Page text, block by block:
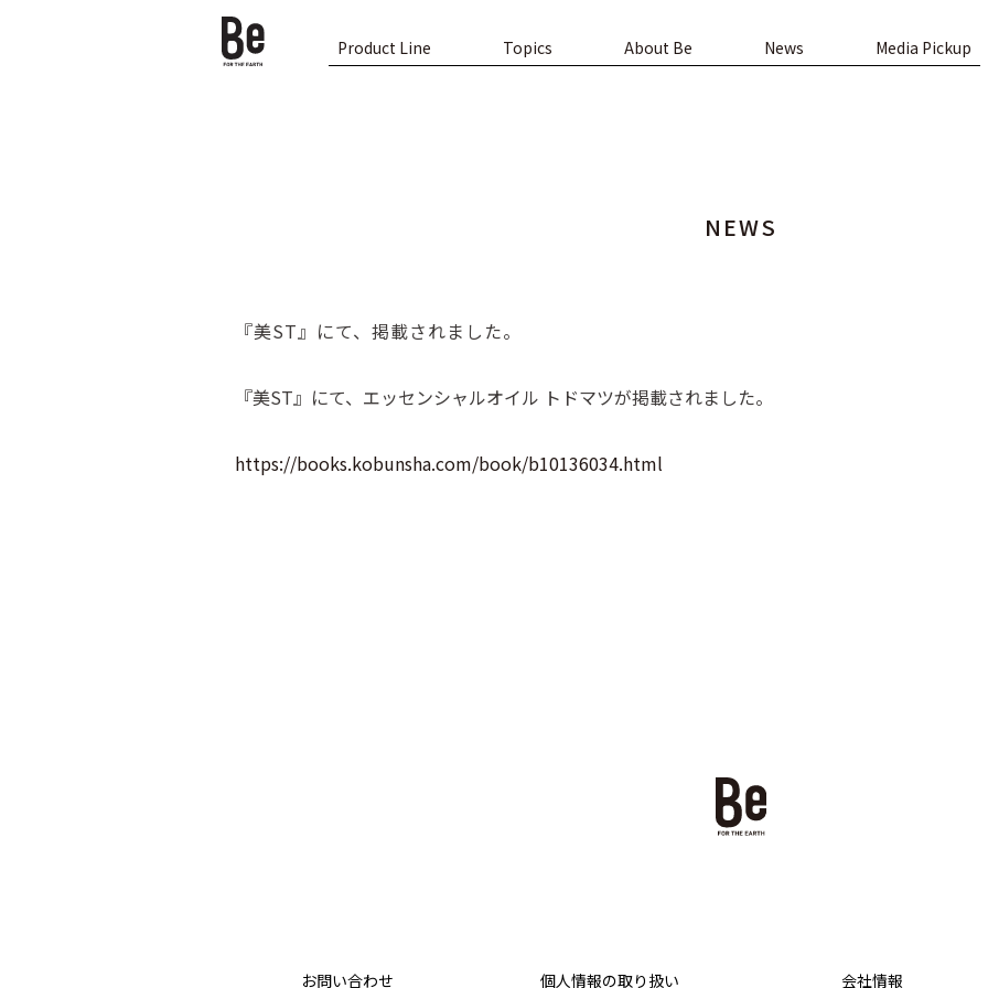
Product Line Topics About Be News Media Pickup
NEWS
『美ST』にて、掲載されました。
『美ST』にて、エッセンシャルオイル トドマツが掲載されました。
https://books.kobunsha.com/book/b10136034.html
お問い合わせ 個人情報の取り扱い 会社情報